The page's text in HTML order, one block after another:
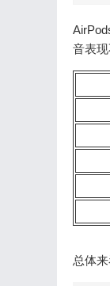
音表
总体